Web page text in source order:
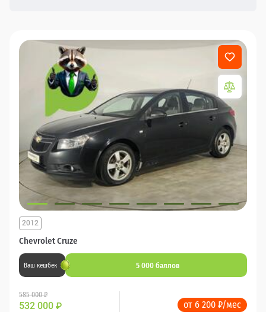
Chevrolet Cruze
2012
Ваш кешбек 5 000 баллов
585 000 ₽
532 000 ₽ от 6 200 ₽/мес